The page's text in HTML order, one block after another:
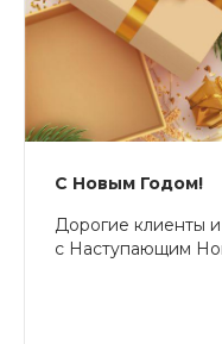
С Новым Годом!
Дорогие клиенты
с Наступающим